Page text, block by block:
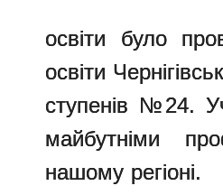
освіти було
освіти
ступенів №24.
майбутніми
нашому регіоні.